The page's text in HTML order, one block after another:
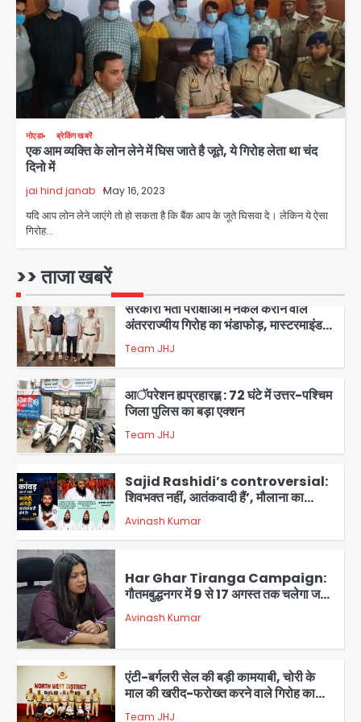
नोएडा ब्रेकिंग खबरें
एक आम व्यक्ति के लोन लेने में घिस जाते है जूते, ये गिरोह लेता था चंद
दिनो में
jai hind janab May 16, 2023
यदि आप लोन लेने जाएंगे तो हो सकता है कि बैंक आप के जूते घिसवा दे। लेकिन ये ऐसा
गिरोह…
>> ताजा खबरें
5
Sajid Rashidi’s controversial:
शिवभक्त नहीं, आतंकवादी हैं’, मौलाना का
कांवड़ियों पर विवादित बयान, BJP विधायक ने
कराई FIR, NSA की मांग
Avinash Kumar
Har Ghar Tiranga Campaign:
गौतमबुद्धनगर में 9 से 17 अगस्त तक चलेगा जन-
जागरूकता महाअभियान, डीएम ने की समीक्षा
2
एंटी-बर्गलरी सेल की बड़ी कामयाबी, चोरी के
3
सरकारी भर्ती परीक्षाओं में नकल कराने वाले
अंतरराज्यीय गिरोह का भंडाफोड़, मास्टरमाइंड
समेत 7 गिरफ्तार
Team JHJ
4
आॅपरेशन ह्यप्रहारह्ण : 72 घंटे में उत्तर-पश्चिम
जिला पुलिस का बड़ा एक्शन
Team JHJ
5
Sajid Rashidi’s controversial:
शिवभक्त नहीं, आतंकवादी हैं’, मौलाना का
कांवड़ियों पर विवादित बयान, BJP विधायक ने
कराई FIR, NSA की मांग
Avinash Kumar
1
Har Ghar Tiranga Campaign:
गौतमबुद्धनगर में 9 से 17 अगस्त तक चलेगा जन-
जागरूकता महाअभियान, डीएम ने की समीक्षा
बैठक
Avinash Kumar
एंटी-बर्गलरी सेल की बड़ी कामयाबी, चोरी के
माल की खरीद-फरोख्त करने वाले गिरोह का
भंडाफोड़
Team JHJ